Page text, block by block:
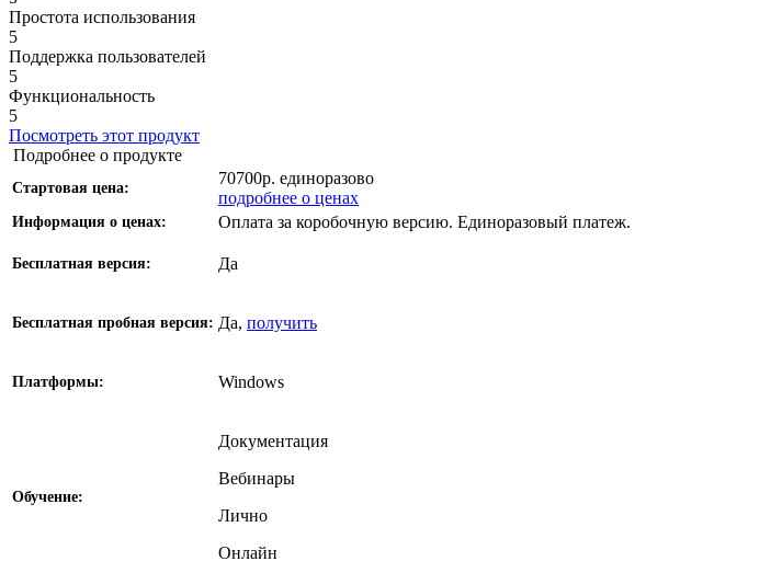
Простота использования
5
Поддержка пользователей
5
Функциональность
5
Посмотреть этот продукт
Подробнее о продукте
Стартовая цена:
70700р. единоразово
подробнее о ценах
Информация о ценах: Оплата за коробочную версию. Единоразовый платеж.
Бесплатная версия: Да
Бесплатная пробная версия: Да, получить
Платформы: Windows
Обучение:
Документация
Вебинары
Лично
Онлайн